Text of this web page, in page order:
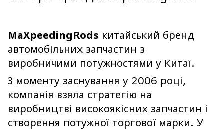
MaXpeedingRods китайський бренд
автомобільних запчастин з
виробничими потужностями у Китаї.
З моменту заснування у 2006 році,
компанія взяла стратегію на
виробництві високоякісних запчастин і
створення потужної торгової марки. У